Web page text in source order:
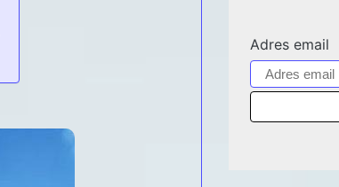
Adres email